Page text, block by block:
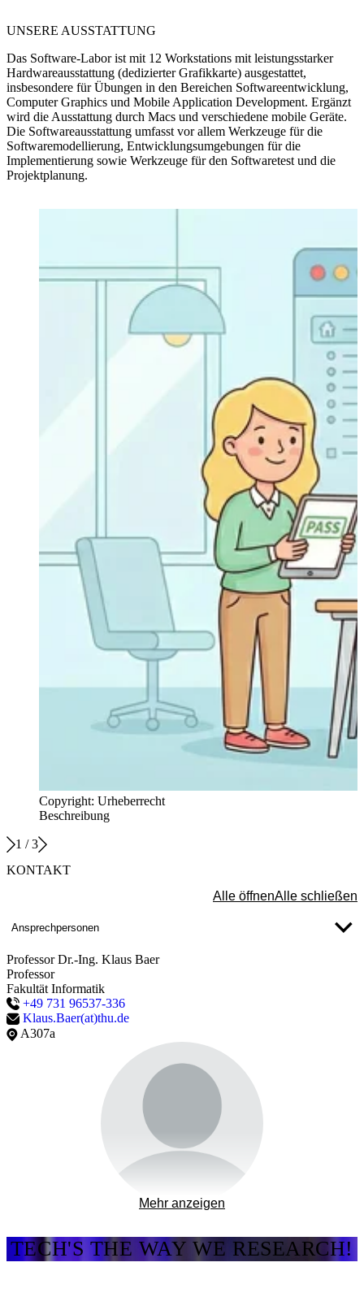
UNSERE AUSSTATTUNG
Das Software-Labor ist mit 12 Workstations mit leistungsstarker
Hardwareausstattung (dedizierter Grafikkarte) ausgestattet,
insbesondere für Übungen in den Bereichen Softwareentwicklung,
Computer Graphics und Mobile Application Development. Ergänzt
wird die Ausstattung durch Macs und verschiedene mobile Geräte.
Die Softwareausstattung umfasst vor allem Werkzeuge für die
Softwaremodellierung, Entwicklungsumgebungen für die
Implementierung sowie Werkzeuge für den Softwaretest und die
Projektplanung.
Copyright: Urheberrecht
Beschreibung
1 /3
KONTAKT
Alle öffnenAlle schließen
Ansprechpersonen
Professor Dr.-Ing. Klaus Baer
Professor
Fakultät Informatik
+49 731 96537-336
Klaus.Baer(at)thu.de
A307a
Professor Dr.-Ing. Philipp Graf
Fakultät Informatik
+49 731 96537-424
Mehr anzeigen
TECH'S THE WAY WE RESEARCH!